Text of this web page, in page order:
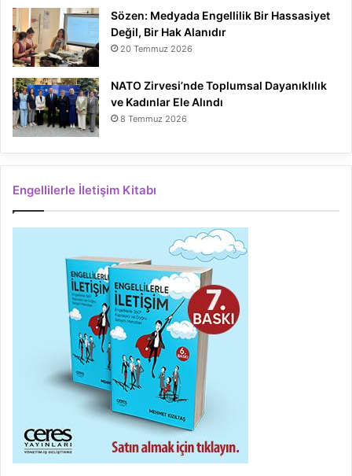
Sözen: Medyada Engellilik Bir Hassasiyet
Değil, Bir Hak Alanıdır
20 Temmuz 2026
NATO Zirvesi’nde Toplumsal Dayanıklılık
ve Kadınlar Ele Alındı
8 Temmuz 2026
Engellilerle İletişim Kitabı